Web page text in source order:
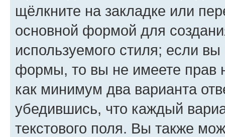
щёлкните на закладке или
основной формой для
используемого стиля; если
формы, то вы не имеете прав
как минимум два варианта
убедившись, что каждый
текстового поля. Вы также